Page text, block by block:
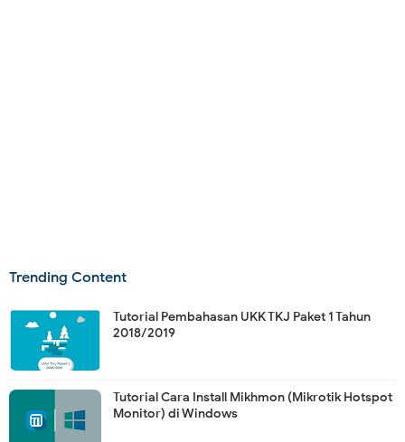
Trending Content
Tutorial Pembahasan UKK TKJ Paket 1 Tahun
2018/2019
Tutorial Cara Install Mikhmon (Mikrotik Hotspot
Monitor) di Windows